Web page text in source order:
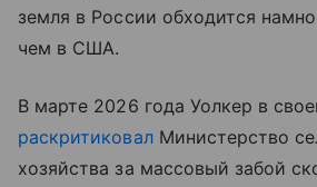
земля в России обходится
чем в США.
В марте 2026 года Уолкер в
раскритиковалМинистерство
хозяйства за массовый забой